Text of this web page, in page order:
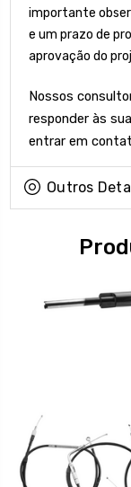
importante
e um prazo de
aprovação do
Nossos
responder às
entrar em
Outros